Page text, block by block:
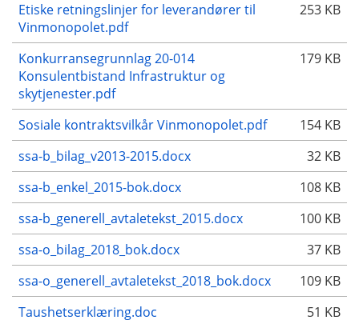
Etiske retningslinjer for leverandører til
Vinmonopolet.pdf
253 KB
Konkurransegrunnlag 20-014
Konsulentbistand Infrastruktur og
skytjenester.pdf
179 KB
Sosiale kontraktsvilkår Vinmonopolet.pdf
154 KB
ssa-b_bilag_v2013-2015.docx
32 KB
ssa-b_enkel_2015-bok.docx
108 KB
ssa-b_generell_avtaletekst_2015.docx
100 KB
ssa-o_bilag_2018_bok.docx
37 KB
ssa-o_generell_avtaletekst_2018_bok.docx
109 KB
Taushetserklæring.doc
51 KB